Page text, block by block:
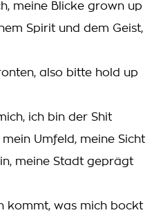
meine Blicke grown up
Spirit und dem Geist,
also bitte hold up
ich bin der Shit
Umfeld, meine Sicht
meine Stadt geprägt
kommt, was mich bockt